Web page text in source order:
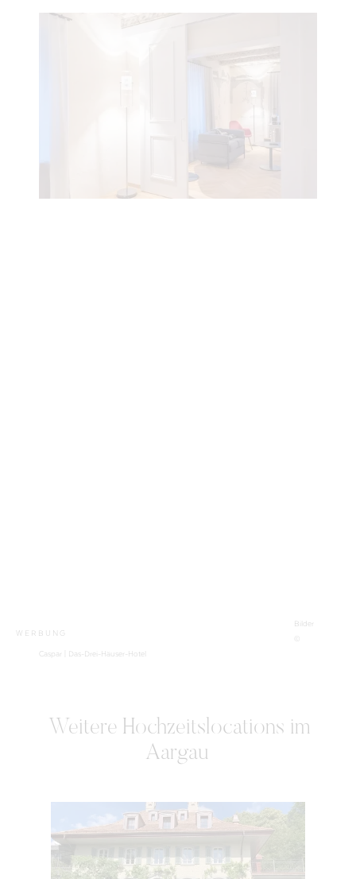
WERBUNG
Bilder
Caspar | Das-Drei-Häuser-Hotel
Weitere Hochzeitslocations im
Aargau